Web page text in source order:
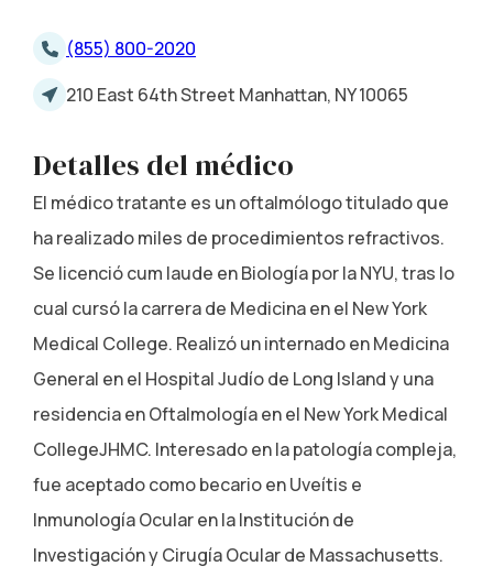
(855) 800-2020
210 East 64th Street Manhattan, NY 10065
Detalles del médico
El médico tratante es un oftalmólogo titulado que
ha realizado miles de procedimientos refractivos.
Se licenció cum laude en Biología por la NYU, tras lo
cual cursó la carrera de Medicina en el New York
Medical College. Realizó un internado en Medicina
General en el Hospital Judío de Long Island y una
residencia en Oftalmología en el New York Medical
CollegeJHMC. Interesado en la patología compleja,
fue aceptado como becario en Uveítis e
Inmunología Ocular en la Institución de
Investigación y Cirugía Ocular de Massachusetts.